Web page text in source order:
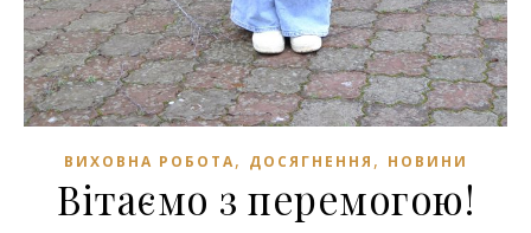
ВИХОВНА РОБОТА, ДОСЯГНЕННЯ , НОВИНИ
Вітаємо з перемогою!